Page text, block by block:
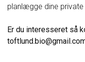
planlægge dine
Er du interesseret så